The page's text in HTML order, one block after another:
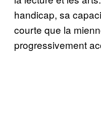
handicap, sa
courte que la
progressivement